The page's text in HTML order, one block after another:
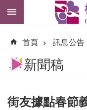
跳到主要內容區塊
紓
區
市
卡
首頁 訊息公告
新聞稿
街友據點春節